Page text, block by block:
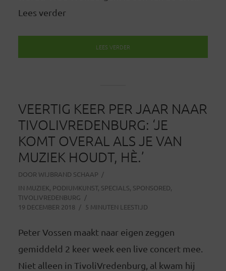
Lees verder
LEES VERDER
VEERTIG KEER PER JAAR NAAR
TIVOLIVREDENBURG: ‘JE
KOMT OVERAL ALS JE VAN
MUZIEK HOUDT, HÈ.’
DOOR WIJBRAND SCHAAP
IN MUZIEK, PODIUMKUNST, SPECIALS, SPONSORED,
TIVOLIVREDENBURG
19 DECEMBER 2018
5 MINUTEN LEESTIJD
Peter Vossen maakt naar eigen zeggen
gemiddeld 2 keer week een live concert mee.
Niet alleen in TivoliVredenburg, al kwam hij